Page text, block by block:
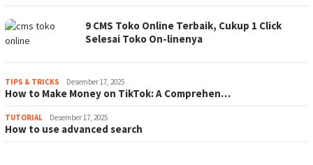
9 CMS Toko Online Terbaik, Cukup 1 Click
Selesai Toko On-linenya
TIPS & TRICKS Desember 17, 2025
How to Make Money on TikTok: A Comprehen…
TUTORIAL Desember 17, 2025